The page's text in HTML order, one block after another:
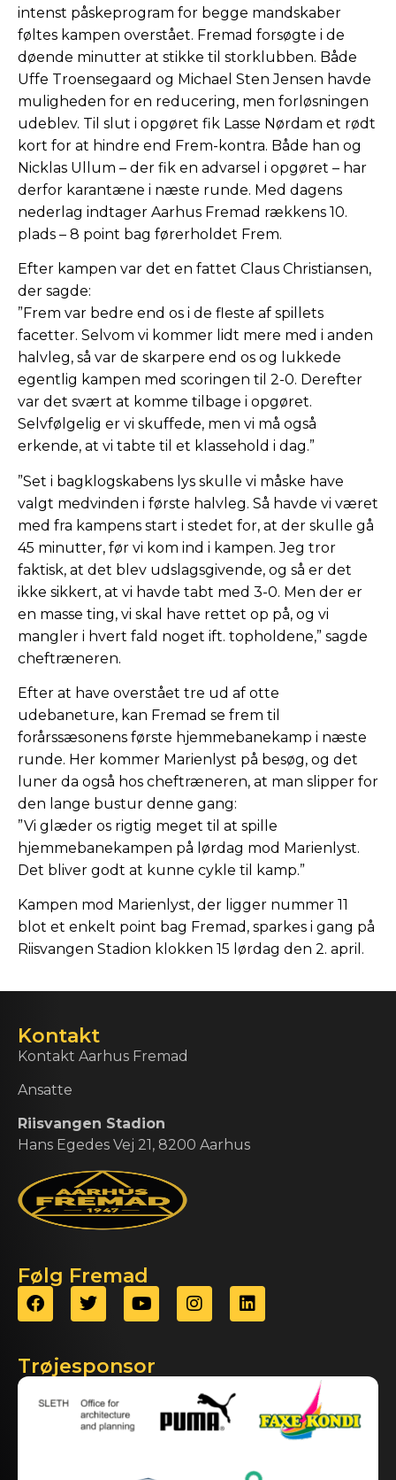
intenst påskeprogram for begge mandskaber
føltes kampen overstået. Fremad forsøgte i de
døende minutter at stikke til storklubben. Både
Uffe Troensegaard og Michael Sten Jensen havde
muligheden for en reducering, men forløsningen
udeblev. Til slut i opgøret fik Lasse Nørdam et rødt
kort for at hindre end Frem-kontra. Både han og
Nicklas Ullum – der fik en advarsel i opgøret – har
derfor karantæne i næste runde. Med dagens
nederlag indtager Aarhus Fremad rækkens 10.
plads – 8 point bag førerholdet Frem.
Efter kampen var det en fattet Claus Christiansen,
der sagde:
”Frem var bedre end os i de fleste af spillets
facetter. Selvom vi kommer lidt mere med i anden
halvleg, så var de skarpere end os og lukkede
egentlig kampen med scoringen til 2-0. Derefter
var det svært at komme tilbage i opgøret.
Selvfølgelig er vi skuffede, men vi må også
erkende, at vi tabte til et klassehold i dag.”
”Set i bagklogskabens lys skulle vi måske have
valgt medvinden i første halvleg. Så havde vi været
med fra kampens start i stedet for, at der skulle gå
45 minutter, før vi kom ind i kampen. Jeg tror
faktisk, at det blev udslagsgivende, og så er det
ikke sikkert, at vi havde tabt med 3-0. Men der er
en masse ting, vi skal have rettet op på, og vi
mangler i hvert fald noget ift. topholdene,” sagde
cheftræneren.
Efter at have overstået tre ud af otte
udebaneture, kan Fremad se frem til
forårssæsonens første hjemmebanekamp i næste
runde. Her kommer Marienlyst på besøg, og det
luner da også hos cheftræneren, at man slipper for
den lange bustur denne gang:
”Vi glæder os rigtig meget til at spille
hjemmebanekampen på lørdag mod Marienlyst.
Det bliver godt at kunne cykle til kamp.”
Kampen mod Marienlyst, der ligger nummer 11
blot et enkelt point bag Fremad, sparkes i gang på
Riisvangen Stadion klokken 15 lørdag den 2. april.
Kontakt
Kontakt Aarhus Fremad
Ansatte
Riisvangen Stadion
Hans Egedes Vej 21, 8200 Aarhus
Følg Fremad
Trøjesponsor